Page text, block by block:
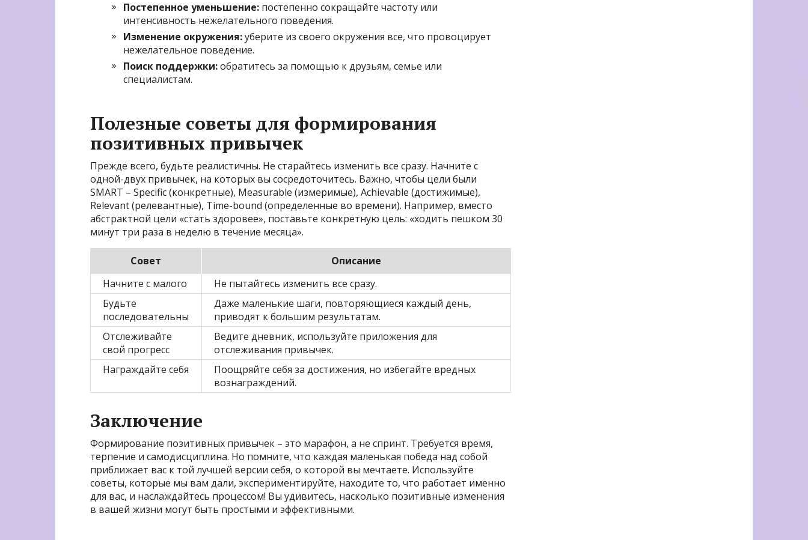
Постепенное уменьшение: постепенно сокращайте частоту или
интенсивность нежелательного поведения.
Изменение окружения:уберите из своего окружения все, что провоцирует
нежелательное поведение.
Поиск поддержки:обратитесь за помощью к друзьям, семье или
специалистам.
Полезные советы для формирования
позитивных привычек
Прежде всего, будьте реалистичны. Не старайтесь изменить все сразу. Начните с
одной-двух привычек, на которых вы сосредоточитесь. Важно, чтобы цели были
SMART – Specific (конкретные), Measurable (измеримые), Achievable (достижимые),
Relevant (релевантные), Time-bound (определенные во времени). Например, вместо
абстрактной цели «стать здоровее», поставьте конкретную цель: «ходить пешком 30
минут три раза в неделю в течение месяца».
Совет
Описание
Начните с малого
Не пытайтесь изменить все сразу.
Будьте
последовательны
Даже маленькие шаги, повторяющиеся каждый день,
приводят к большим результатам.
Отслеживайте
свой прогресс
Ведите дневник, используйте приложения для
отслеживания привычек.
Награждайте себя
Поощряйте себя за достижения, но избегайте вредных
вознаграждений.
Заключение
Формирование позитивных привычек – это марафон, а не спринт. Требуется время,
терпение и самодисциплина. Но помните, что каждая маленькая победа над собой
приближает вас к той лучшей версии себя, о которой вы мечтаете. Используйте
советы, которые мы вам дали, экспериментируйте, находите то, что работает именно
для вас, и наслаждайтесь процессом! Вы удивитесь, насколько позитивные изменения
в вашей жизни могут быть простыми и эффективными.